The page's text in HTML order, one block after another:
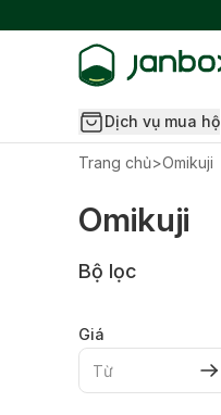
Dịch vụ mua hộ
Trang chủ>Omikuji
Omikuji
Bộ lọc
Giá